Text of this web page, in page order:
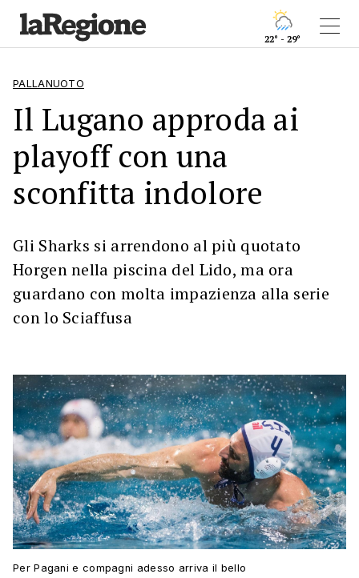
22° - 29°
PALLANUOTO
Il Lugano approda ai
playoff con una
sconfitta indolore
Gli Sharks si arrendono al più quotato
Horgen nella piscina del Lido, ma ora
guardano con molta impazienza alla serie
con lo Sciaffusa
Per Pagani e compagni adesso arriva il bello